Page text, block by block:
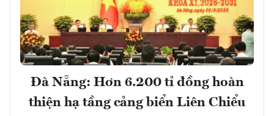
Đà Nẵng: Hơn 6.200 tỉ đồng hoàn
thiện hạ tầng cảng biển Liên Chiểu